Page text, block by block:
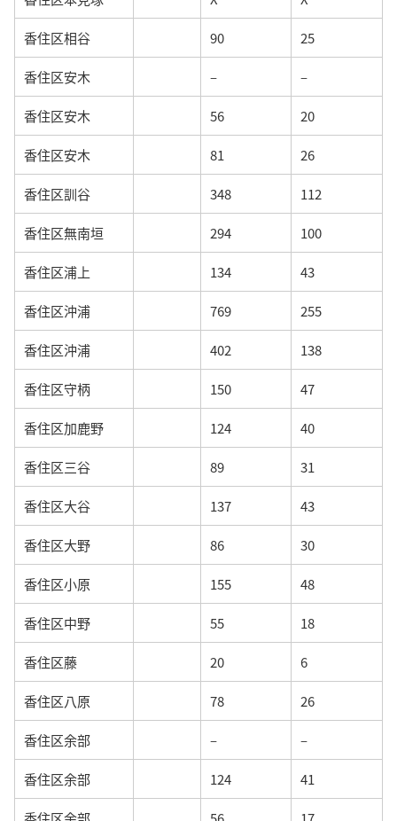
香住区相谷 90 25
香住区安木 – –
香住区安木 56 20
香住区安木 81 26
香住区訓谷 348 112
香住区無南垣 294 100
香住区浦上 134 43
香住区沖浦 769 255
香住区沖浦 402 138
香住区守柄 150 47
香住区加鹿野 124 40
香住区三谷 89 31
香住区大谷 137 43
香住区大野 86 30
香住区小原 155 48
香住区中野 55 18
香住区藤 20 6
香住区八原 78 26
香住区余部 – –
香住区余部 124 41